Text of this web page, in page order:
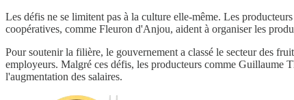
Les défis ne se limitent pas à la culture elle-même. Les
coopératives, comme Fleuron d'Anjou, aident à organiser les
Pour soutenir la filière, le gouvernement a classé le secteur des
employeurs. Malgré ces défis, les producteurs comme Guillaume
l'augmentation des salaires.